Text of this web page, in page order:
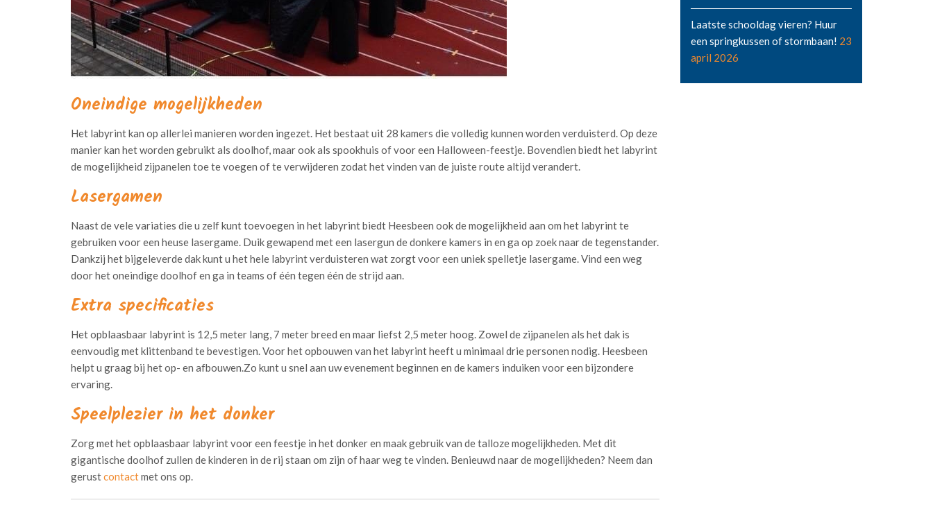
Oneindige mogelijkheden
Het labyrint kan op allerlei manieren worden ingezet. Het bestaat uit 28 kamers die volledig kunnen worden verduisterd. Op deze
manier kan het worden gebruikt als doolhof, maar ook als spookhuis of voor een Halloween-feestje. Bovendien biedt het labyrint
de mogelijkheid zijpanelen toe te voegen of te verwijderen zodat het vinden van de juiste route altijd verandert.
Lasergamen
Naast de vele variaties die u zelf kunt toevoegen in het labyrint biedt Heesbeen ook de mogelijkheid aan om het labyrint te
gebruiken voor een heuse lasergame. Duik gewapend met een lasergun de donkere kamers in en ga op zoek naar de tegenstander.
Dankzij het bijgeleverde dak kunt u het hele labyrint verduisteren wat zorgt voor een uniek spelletje lasergame. Vind een weg
door het oneindige doolhof en ga in teams of één tegen één de strijd aan.
Extra specificaties
Het opblaasbaar labyrint is 12,5 meter lang, 7 meter breed en maar liefst 2,5 meter hoog. Zowel de zijpanelen als het dak is
eenvoudig met klittenband te bevestigen. Voor het opbouwen van het labyrint heeft u minimaal drie personen nodig. Heesbeen
helpt u graag bij het op- en afbouwen.Zo kunt u snel aan uw evenement beginnen en de kamers induiken voor een bijzondere
ervaring.
Speelplezier in het donker
Zorg met het opblaasbaar labyrint voor een feestje in het donker en maak gebruik van de talloze mogelijkheden. Met dit
gigantische doolhof zullen de kinderen in de rij staan om zijn of haar weg te vinden. Benieuwd naar de mogelijkheden? Neem dan
gerustcontactmet ons op.
Laatste schooldag vieren? Huur
een springkussen of stormbaan! 23
april 2026